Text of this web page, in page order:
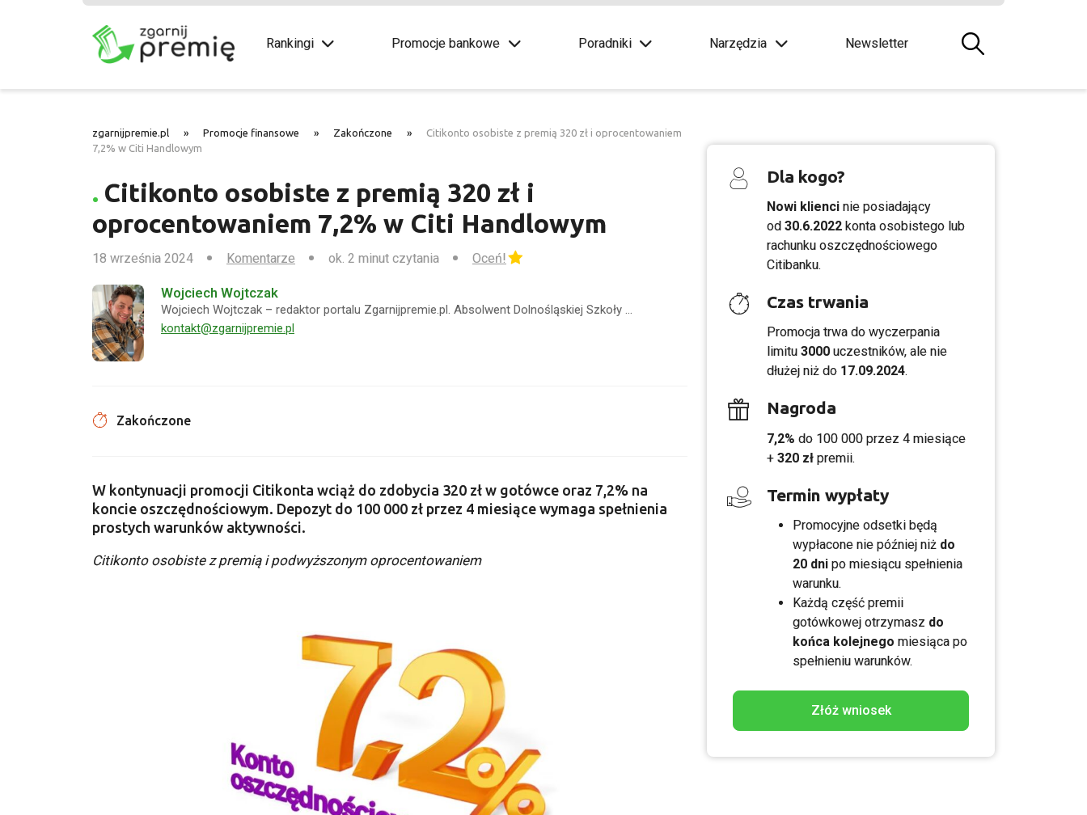
Rankingi Promocje bankowe Poradniki Narzędzia Newsletter
zgarnijpremie.pl » Promocje finansowe » Zakończone »
Citikonto osobiste z premią 320 zł i oprocentowaniem
7,2% w Citi Handlowym
Citikonto osobiste z premią 320 zł i
oprocentowaniem 7,2% w Citi Handlowym
18 września 2024 Komentarze ok. 2 minut czytania Oceń!
Wojciech Wojtczak
Wojciech Wojtczak – redaktor portalu Zgarnijpremie.pl. Absolwent Dolnośląskiej Szkoły …
kontakt@zgarnijpremie.pl
Zakończone
W kontynuacji promocji Citikonta wciąż do zdobycia 320 zł w gotówce oraz 7,2% na
koncie oszczędnościowym. Depozyt do 100 000 zł przez 4 miesiące wymaga spełnienia
prostych warunków aktywności.
Citikonto osobiste z premią i podwyższonym oprocentowaniem
Dla kogo?
Nowi klienci nie posiadający
od 30.6.2022 konta osobistego lub
rachunku oszczędnościowego
Citibanku.
Czas trwania
Promocja trwa do wyczerpania
limitu 3000 uczestników, ale nie
dłużej niż do 17.09.2024.
Nagroda
7,2% do 100 000 przez 4 miesiące
+ 320 zł premii.
Termin wypłaty
Promocyjne odsetki będą
wypłacone nie później niż do
20 dni po miesiącu spełnienia
warunku.
Każdą część premii
gotówkowej otrzymasz do
końca kolejnego miesiąca po
spełnieniu warunków.
Złóż wniosek